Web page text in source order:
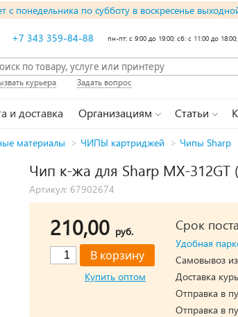
с понедельника по субботу в воскресенье
+7 343 359-84-88 пн-пт: с 9:00 до 19:00; сб: с 11:00 до
курьера Задать вопрос
и доставка Организациям Статьи
материалы > ЧИПЫ картриджей > Чипы Sharp
Чип к-жа для Sharp MX-312GT
Артикул: 67902674
210,00 руб.
Купить оптом
Срок
Удобная
Самовывоз из
Доставка
Отправка в
Отправка в